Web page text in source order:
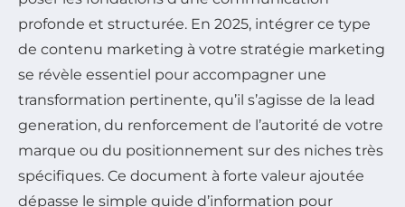
profonde et structurée. En 2025, intégrer ce type
de contenu marketing à votre stratégie marketing
se révèle essentiel pour accompagner une
transformation pertinente, qu’il s’agisse de la lead
generation, du renforcement de l’autorité de votre
marque ou du positionnement sur des niches très
spécifiques. Ce document à forte valeur ajoutée
dépasse le simple guide d’information pour